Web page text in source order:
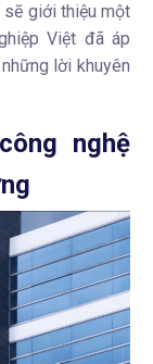
sẽ giới thiệu một
Việt đã áp
lời khuyên
nghệ